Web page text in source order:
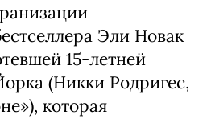
Эли Новак
15-летней
(Никки Родригес,
которая